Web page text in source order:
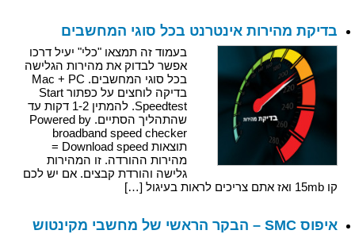
בדיקת מהירות אינטרנט בכל סוגי המחשבים
בעמוד זה תמצאו "כלי" יעיל דרכו
אפשר לבדוק את מהירות הגלישה
בכל סוגי המחשבים. Mac + PC
בדיקה לוחצים על כפתור Start
Speedtest. להמתין 1-2 דקות עד
שהתהליך הסתיים. Powered by
broadband speed checker
תוצאות Download speed =
מהירות ההורדה. זו המהירות
גלישה והורדת קבצים. אם יש לכם
קו 15mb ואז אתם צריכים לראות בעיגול […]
איפוס SMC – הבקר הראשי של מחשבי מקינטוש